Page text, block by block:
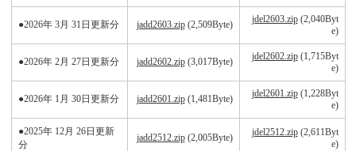
●2026年 3月 31日更新分 jadd2603.zip(2,509Byte) jdel2603.zip(2,040Byt
e)
●2026年 2月 27日更新分 jadd2602.zip(3,017Byte) jdel2602.zip(1,715Byt
e)
●2026年 1月 30日更新分 jadd2601.zip(1,481Byte) jdel2601.zip(1,228Byt
e)
●2025年 12月 26日更新
分
jadd2512.zip(2,005Byte) jdel2512.zip(2,611Byt
e)